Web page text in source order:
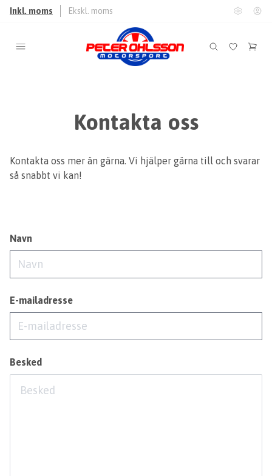
Inkl. moms Ekskl. moms
Kontakta oss
Kontakta oss mer än gärna. Vi hjälper gärna till och svarar
så snabbt vi kan!
Navn
E-mailadresse
Besked